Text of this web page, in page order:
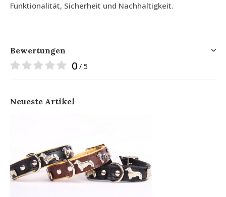
Funktionalität, Sicherheit und Nachhaltigkeit.
Bewertungen
0 / 5
Neueste Artikel